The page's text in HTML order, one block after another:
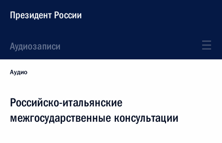
Президент России
Аудиозаписи
Аудио
Российско-итальянские
межгосударственные консультации